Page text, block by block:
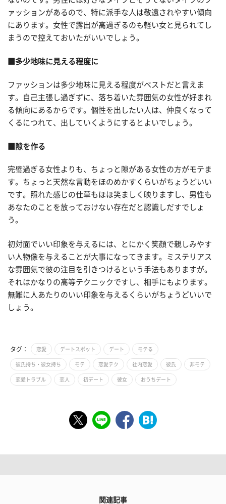
ァッションがあるので、特に派手な人は敬遠されやすい傾向
にあります。女性で露出が高過ぎるのも軽い女と見られてし
まうので控えておいたがいいでしょう。
■多少地味に見える程度に
ファッションは多少地味に見える程度がベストだと言えま
す。自己主張し過ぎずに、落ち着いた雰囲気の女性が好まれ
る傾向にあるからです。個性を出したい人は、仲良くなって
くるにつれて、出していくようにするとよいでしょう。
■隙を作る
完璧過ぎる女性よりも、ちょっと隙がある女性の方がモテま
す。ちょっと天然な言動をほのめかすくらいがちょうどいい
です。照れた感じの仕草もほほ笑ましく映りますし、男性も
あなたのことを放っておけない存在だと認識しだすでしょ
う。
初対面でいい印象を与えるには、とにかく笑顔で親しみやす
い人物像を与えることが大事になってきます。ミステリアス
な雰囲気で彼の注目を引きつけるという手法もありますが。
それはかなりの高等テクニックですし、相手にもよります。
無難に人あたりのいい印象を与えるくらいがちょうどいいで
しょう。
タグ： 恋愛 デートスポット デート モテる
彼氏持ち・彼女持ち モテ 恋愛テク 社内恋愛 彼氏 非モテ
恋愛トラブル 恋人 初デート 彼女 おうちデート
関連記事